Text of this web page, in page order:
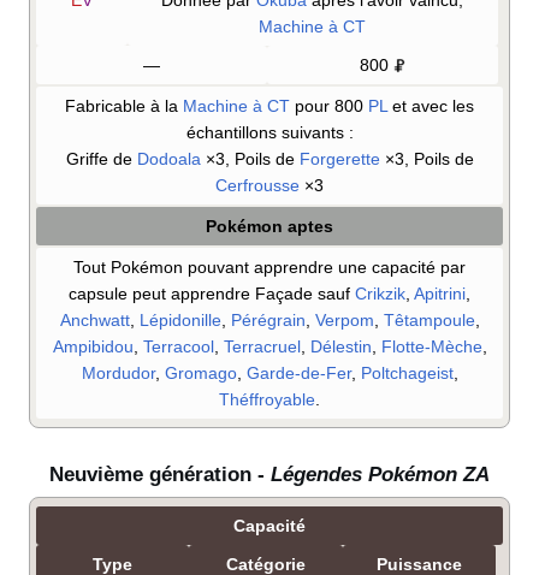
Machine à CT
—
800
Fabricable à la Machine à CT pour 800 PL et avec les
échantillons suivants :
Griffe de Dodoala ×3, Poils de Forgerette×3, Poils de
Cerfrousse ×3
Pokémon aptes
Tout Pokémon pouvant apprendre une capacité par
capsule peut apprendre Façade sauf Crikzik Apitrini
Anchwatt, Lépidonille, Pérégrain Verpom Têtampoule,
Ampibidou Terracool, Terracruel, Délestin Flotte-Mèche,
Mordudor, Gromago, Garde-de-Fer, Poltchageist,
Théffroyable
Neuvième génération - Légendes Pokémon ZA
Capacité
Type
Catégorie
Puissance